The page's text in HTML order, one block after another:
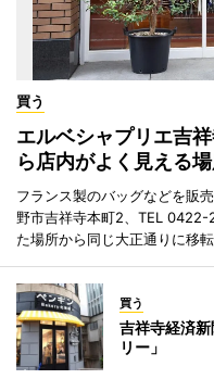
買う
エルベシャプリエ吉
ら店内がよく見える
フランス製のバッグなどを販
野市吉祥寺本町2、TEL
た場所から同じ大正通りに移
買う
吉祥寺経済
リー」